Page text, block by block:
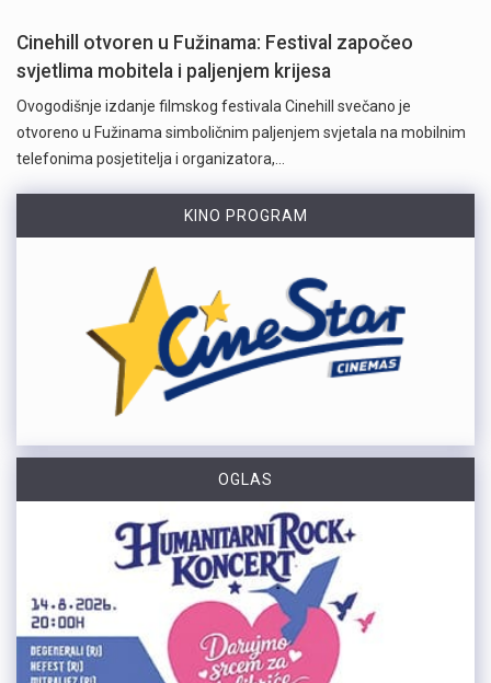
Cinehill otvoren u Fužinama: Festival započeo
svjetlima mobitela i paljenjem krijesa
Ovogodišnje izdanje filmskog festivala Cinehill svečano je
otvoreno u Fužinama simboličnim paljenjem svjetala na mobilnim
telefonima posjetitelja i organizatora,…
KINO PROGRAM
OGLAS